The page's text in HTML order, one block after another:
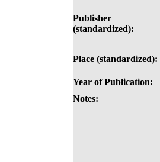
Publisher
(standardized):
Place (standardized):
Year of Publication:
Notes: